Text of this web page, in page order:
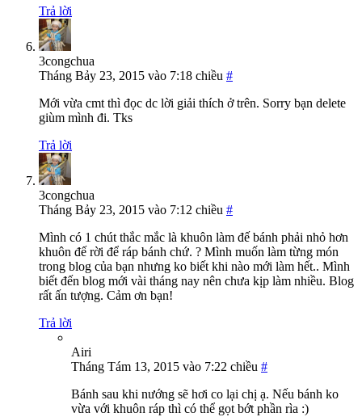
Trả lời
3congchua
Tháng Bảy 23, 2015 vào 7:18 chiều #
Mới vừa cmt thì đọc dc lời giải thích ở trên. Sorry bạn delete
giùm mình đi. Tks
Trả lời
3congchua
Tháng Bảy 23, 2015 vào 7:12 chiều #
Mình có 1 chút thắc mắc là khuôn làm đế bánh phải nhỏ hơn
khuôn đế rời để ráp bánh chứ. ? Mình muốn làm từng món
trong blog của bạn nhưng ko biết khi nào mới làm hết.. Mình
biết đến blog mới vài tháng nay nên chưa kịp làm nhiều. Blog
rất ấn tượng. Cảm ơn bạn!
Trả lời
Airi
Tháng Tám 13, 2015 vào 7:22 chiều #
Bánh sau khi nướng sẽ hơi co lại chị ạ. Nếu bánh ko
vừa với khuôn ráp thì có thể gọt bớt phần rìa :)